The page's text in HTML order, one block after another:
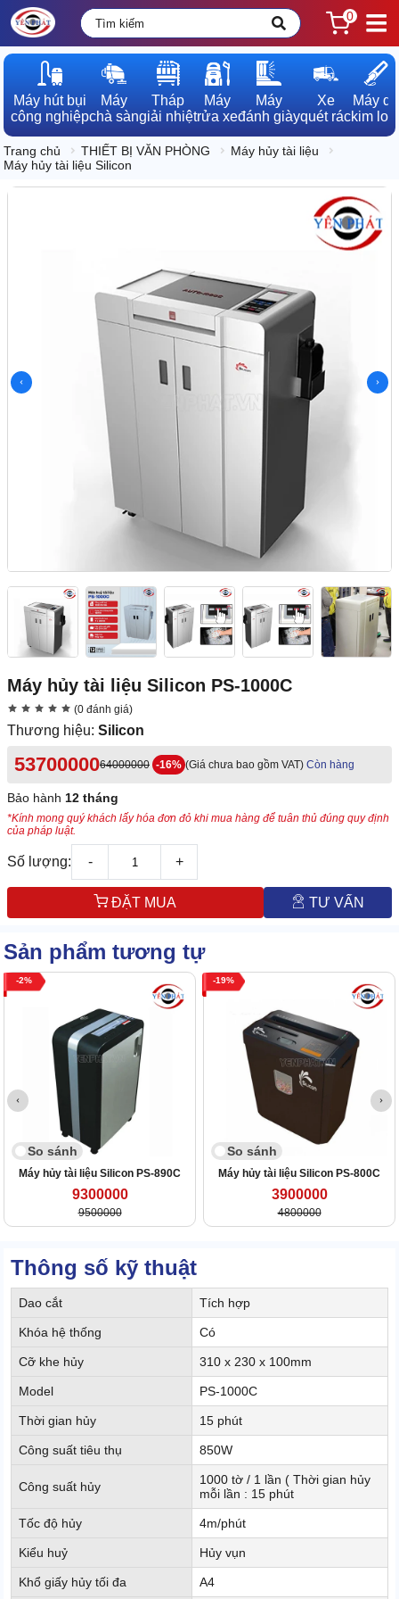
0
Máy hút bụi
công nghiệp
Máy
chà sàn
Tháp
giải nhiệt
Máy
rửa xe
Máy
đánh giày
Xe
quét rác
Máy dò
kim loại
Trang chủ THIẾT BỊ VĂN PHÒNG
Máy hủy tài liệu
Máy hủy tài liệu Silicon
Máy hủy tài liệu Silicon PS-1000C
(0 đánh giá)
Thương hiệu: Silicon
5370000064000000 -16% (Giá chưa bao gồm VAT) Còn hàng
Bảo hành 12 tháng
*Kính mong quý khách lấy hóa đơn đỏ khi mua hàng để tuân thủ đúng quy định
của pháp luật.
Số lượng: - +
ĐẶT MUA TƯ VẤN
Sản phẩm tương tự
2
So sánh
Máy hủy tài liệu Silicon PS-890C
9300000
9500000
19
So sánh
Máy hủy tài liệu Silicon PS-800C
3900000
4800000
Thông số kỹ thuật
Dao cắt Tích hợp
Khóa hệ thống Có
Cỡ khe hủy 310 x 230 x 100mm
Model PS-1000C
Thời gian hủy 15 phút
Công suất tiêu thụ 850W
Công suất hủy
1000 tờ / 1 lần ( Thời gian hủy
mỗi lần : 15 phút
Tốc độ hủy 4m/phút
Kiểu huỷ Hủy vụn
Khổ giấy hủy tối đa A4